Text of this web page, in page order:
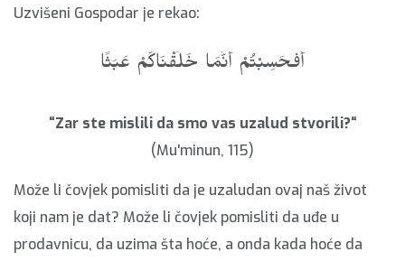
Uzvišeni Gospodar je rekao:
أَفَحَسِبْتُمْ أَنَّمَا خَلَقْنَاكُمْ عَبَثًا
“Zar ste mislili da smo vas uzalud stvorili?“
(Mu'minun, 115)
Može li čovjek pomisliti da je uzaludan ovaj naš život
koji nam je dat? Može li čovjek pomisliti da uđe u
prodavnicu, da uzima šta hoće, a onda kada hoće da